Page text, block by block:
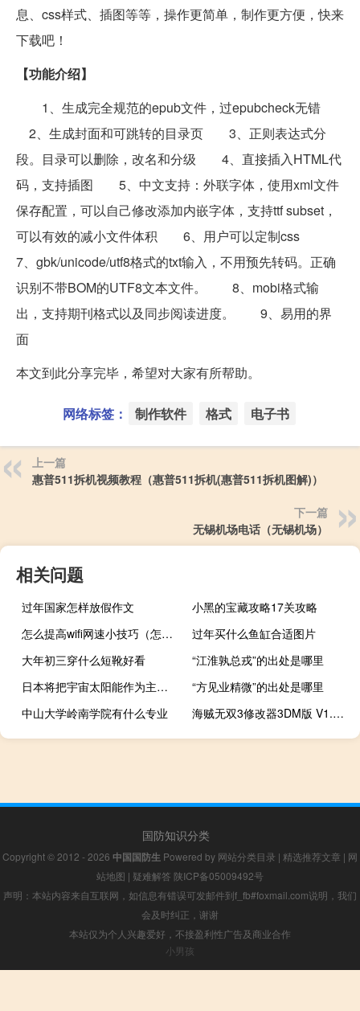
息、css样式、插图等等，操作更简单，制作更方便，快来
下载吧！
【功能介绍】
1、生成完全规范的epub文件，过epubcheck无错
2、生成封面和可跳转的目录页 3、正则表达式分
段。目录可以删除，改名和分级 4、直接插入HTML代
码，支持插图 5、中文支持：外联字体，使用xml文件
保存配置，可以自己修改添加内嵌字体，支持ttf subset，
可以有效的减小文件体积 6、用户可以定制css
7、gbk/unicode/utf8格式的txt输入，不用预先转码。正确
识别不带BOM的UTF8文本文件。 8、mobi格式输
出，支持期刊格式以及同步阅读进度。 9、易用的界
面
本文到此分享完毕，希望对大家有所帮助。
网络标签： 制作软件 格式 电子书
上一篇
惠普511拆机视频教程（惠普511拆机(惠普511拆机图解)）
下一篇
无锡机场电话（无锡机场）
相关问题
过年国家怎样放假作文
小黑的宝藏攻略17关攻略
怎么提高wifi网速小技巧（怎么提高wifi网速）
过年买什么鱼缸合适图片
大年初三穿什么短靴好看
“江淮孰总戎”的出处是哪里
日本将把宇宙太阳能作为主要能源
“方见业精微”的出处是哪里
中山大学岭南学院有什么专业
海贼无双3修改器3DM版 V1.0 最新版（海贼无双3修改器3DM版 V1.0 最新版功能简介）
国防知识分类
Copyright © 2012 - 2026 中国国防生 Powered by 网站分类目录 | 精选推荐文章 | 网
站地图 | 疑难解答 陕ICP备05009492号
声明：本站内容来自互联网，如信息有错误可发邮件到f_fb#foxmail.com说明，我们
会及时纠正，谢谢
本站仅为个人兴趣爱好，不接盈利性广告及商业合作
小男孩